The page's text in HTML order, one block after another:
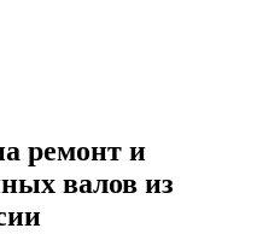
ремонт и
валов из